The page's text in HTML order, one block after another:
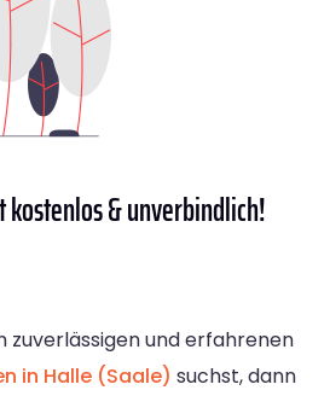
kostenlos & unverbindlich!
zuverlässigen und erfahrenen
in Halle (Saale) suchst, dann